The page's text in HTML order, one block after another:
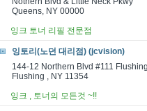
Queens, NY 00000
잉크 토너 리필 전문점
잉토리(노던 대리점) (jcvision)
144-12 Northern Blvd #111
Flushing , NY 11354
잉크 , 토너의 모든것 ~!!